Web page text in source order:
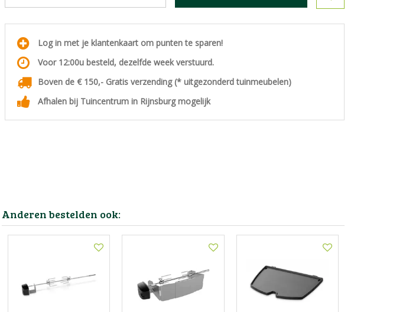
Log in met je klantenkaart om punten te sparen!
Voor 12:00u besteld, dezelfde week verstuurd.
Boven de € 150,- Gratis verzending (* uitgezonderd tuinmeubelen)
Afhalen bij Tuincentrum in Rijnsburg mogelijk
Anderen bestelden ook: